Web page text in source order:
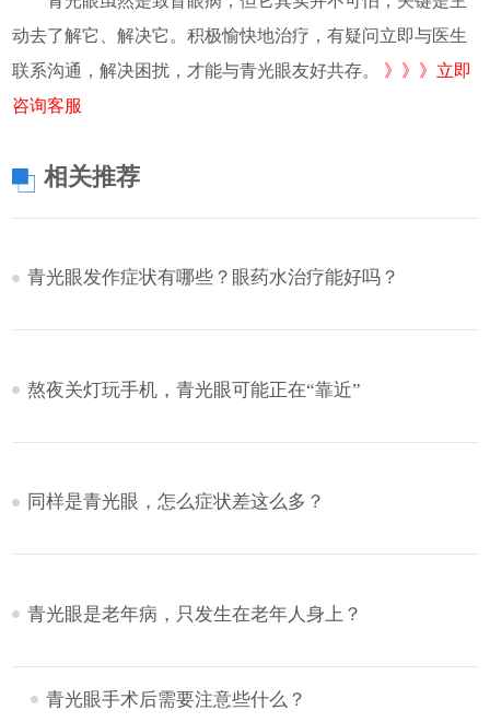
动去了解它、解决它。积极愉快地治疗，有疑问立即与医生
联系沟通，解决困扰，才能与青光眼友好共存。 》》》立即
咨询客服
相关推荐
青光眼发作症状有哪些？眼药水治疗能好吗？
熬夜关灯玩手机，青光眼可能正在“靠近”
同样是青光眼，怎么症状差这么多？
青光眼是老年病，只发生在老年人身上？
青光眼手术后需要注意些什么？